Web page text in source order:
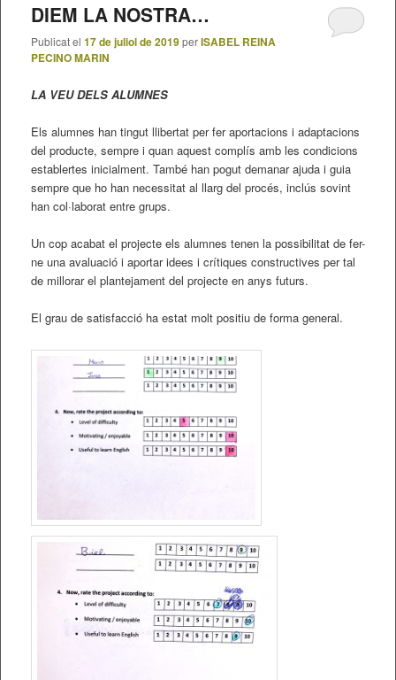
DIEM LA NOSTRA…
Publicat el 17 de juliol de 2019perISABEL REINA
PECINO MARIN
LA VEU DELS ALUMNES
Els alumnes han tingut llibertat per fer aportacions i adaptacions
del producte, sempre i quan aquest complís amb les condicions
establertes inicialment. També han pogut demanar ajuda i guia
sempre que ho han necessitat al llarg del procés, inclús sovint
han col·laborat entre grups.
Un cop acabat el projecte els alumnes tenen la possibilitat de fer-
ne una avaluació i aportar idees i crítiques constructives per tal
de millorar el plantejament del projecte en anys futurs.
El grau de satisfacció ha estat molt positiu de forma general.